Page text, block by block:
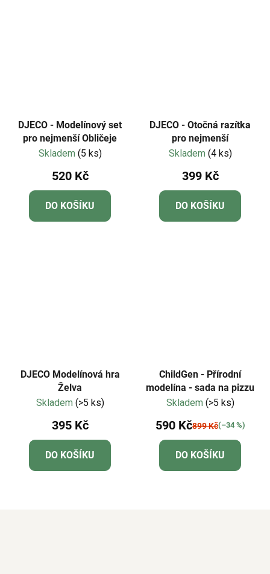
DJECO - Modelínový set
pro nejmenší Obličeje
Skladem (5 ks)
520 Kč
DO KOŠÍKU
DJECO - Otočná razítka
pro nejmenší
Skladem (4 ks)
399 Kč
DO KOŠÍKU
DJECO Modelínová hra
Želva
Skladem (>5 ks)
395 Kč
DO KOŠÍKU
ChildGen - Přírodní
modelína - sada na pizzu
Skladem (>5 ks)
590 Kč899 Kč(–34 %)
DO KOŠÍKU